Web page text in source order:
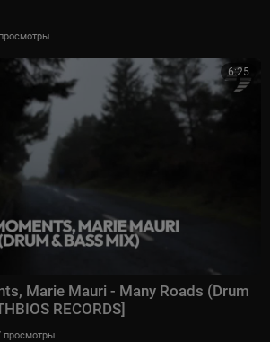
6:25
Marie Mauri - Many Roads (Drum
RECORDS]
просмотры